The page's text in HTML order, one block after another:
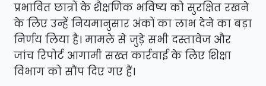
प्रभावित छात्रों के शैक्षणिक भविष्य को सुरक्षित रखने
के लिए उन्हें नियमानुसार अंकों का लाभ देने का बड़ा
निर्णय लिया है। मामले से जुड़े सभी दस्तावेज और
जांच रिपोर्ट आगामी सख्त कार्रवाई के लिए शिक्षा
विभाग को सौंप दिए गए हैं।